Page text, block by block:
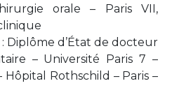
orale – Paris VII,
Diplôme d’État de docteur
– Université Paris 7 –
Hôpital Rothschild – Paris –